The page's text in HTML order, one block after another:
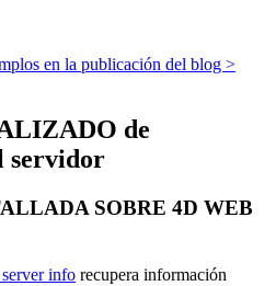
en la publicación del blog >
de
servidor
SOBRE 4D WEB
info recupera información